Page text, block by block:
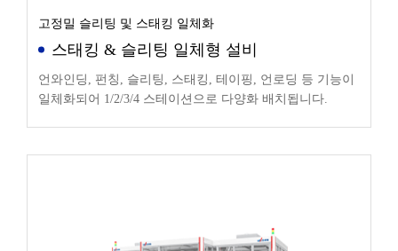
고정밀 슬리팅 및 스태킹 일체화
스태킹 & 슬리팅 일체형 설비
언와인딩, 펀칭, 슬리팅, 스태킹, 테이핑, 언로딩 등 기능이
일체화되어 1/2/3/4 스테이션으로 다양화 배치됩니다.